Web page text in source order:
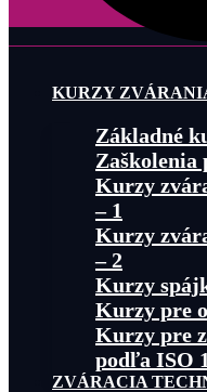
KURZY
Základné
Zaškolenia
Kurzy
– 1
Kurzy
– 2
Kurzy
Kurzy pre
Kurzy pre
podľa ISO
ZVÁRACIA